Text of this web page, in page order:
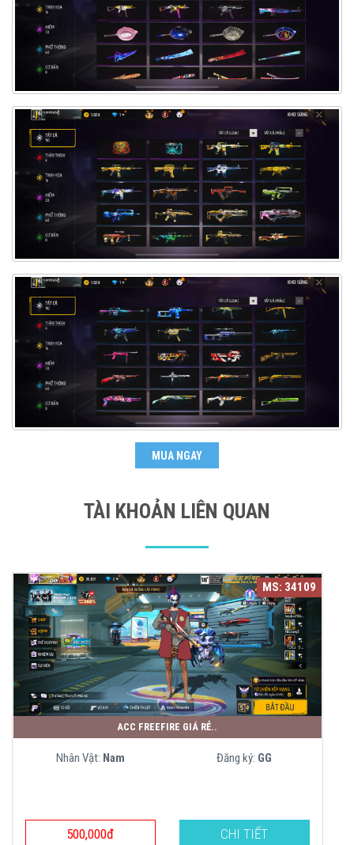
MUA NGAY
TÀI KHOẢN LIÊN QUAN
MS: 34109
ACC FREEFIRE GIÁ RẺ..
Nhân Vật: Nam Đăng ký: GG
500,000đ CHI TIẾT